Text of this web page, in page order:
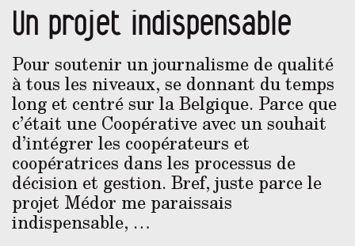
Un projet indispensable
Pour soutenir un journalisme de qualité
à tous les niveaux, se donnant du temps
long et centré sur la Belgique. Parce que
c’était une Coopérative avec un souhait
d’intégrer les coopérateurs et
coopératrices dans les processus de
décision et gestion. Bref, juste parce le
projet Médor me paraissais
indispensable, …